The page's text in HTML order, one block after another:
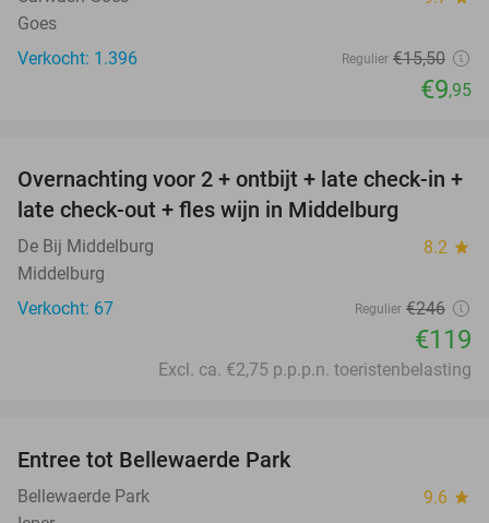
Goes
Verkocht: 1.396
Regulier €15,50
€9,95
52%
Overnachting voor 2 + ontbijt + late check-in +
late check-out + fles wijn in Middelburg
De Bij Middelburg 8.2 star
Middelburg
Verkocht: 67
Regulier €246
€119
Excl. ca. €2,75 p.p.p.n. toeristenbelasting
Entree tot Bellewaerde Park
Bellewaerde Park 9.6 star